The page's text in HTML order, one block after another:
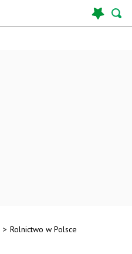
> Rolnictwo w Polsce